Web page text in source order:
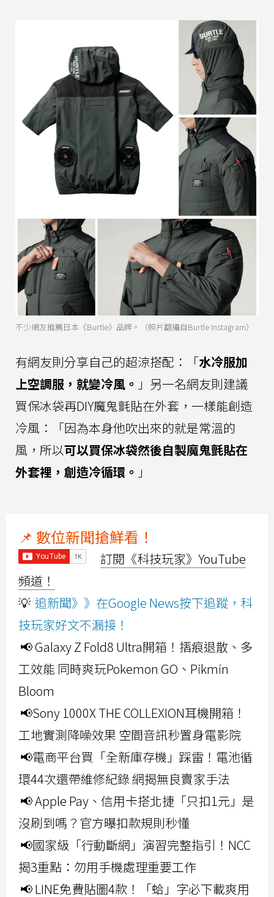
不少網友推薦日本《Burtle》品牌。（照片翻攝自Burtle Instagram）
有網友則分享自己的超涼搭配：「水冷服加
上空調服，就變冷風。 」另一名網友則建議
買保冰袋再DIY魔鬼氈貼在外套，一樣能創造
冷風：「因為本身他吹出來的就是常溫的
風，所以可以買保冰袋然後自製魔鬼氈貼在
外套裡，創造冷循環。 」
📌 數位新聞搶鮮看！
訂閱《科技玩家》YouTube
頻道！
💡 追新聞》》在Google News按下追蹤，科
技玩家好文不漏接！
📢 Galaxy Z Fold8 Ultra開箱！摺痕退散、多
工效能 同時爽玩Pokemon GO、Pikmin
Bloom
📢Sony 1000X THE COLLEXION耳機開箱！
工地實測降噪效果 空間音訊秒置身電影院
📢電商平台買「全新庫存機」踩雷！電池循
環44次還帶維修紀錄 網揭無良賣家手法
📢 Apple Pay、信用卡搭北捷「只扣1元」是
沒刷到嗎？官方曝扣款規則秒懂
📢國家級「行動斷網」演習完整指引！NCC
揭3重點：勿用手機處理重要工作
📢 LINE免費貼圖4款！「蛤」字必下載爽用